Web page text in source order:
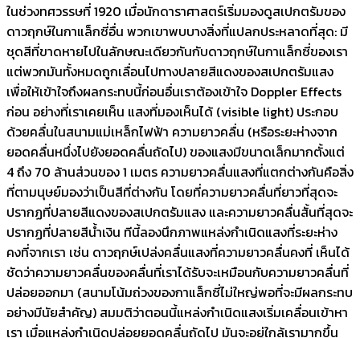
ในช่วงทศวรรษที่ 1920 เมื่อนักดาราศาสตร์เริ่มมองดูสเปกตรัมของ
ดาวฤกษ์ในกาแล็กซี่อื่น พวกเขาพบบางสิ่งที่แปลกประหลาดที่สุด: มี
ชุดสีที่ขาดหายไปในลักษณะเดียวกันกับดาวฤกษ์ในกาแล็กซี่ของเรา
แต่พวกมันทั้งหมดถูกเลื่อนไปทางปลายสีแดงของสเปกตรัมแสง
เพื่อให้เข้าใจถึงผลกระทบนี้ก่อนอื่นเราต้องเข้าใจ Doppler Effects
ก่อน อย่างที่เราเคยเห็น แสงที่มองเห็นได้ (visible light) ประกอบ
ด้วยคลื่นในสนามแม่เหล็กไฟฟ้า ความยาวคลื่น (หรือระยะห่างจาก
ยอดคลื่นหนึ่งไปยังยอดคลื่นถัดไป) ของแสงมีขนาดเล็กมากตั้งแต่
4 ถึง 70 ล้านส่วนของ 1 เมตร ความยาวคลื่นแสงที่แตกต่างกันคือสิ่ง
ที่ตามนุษย์มองว่าเป็นสีที่ต่างกัน โดยที่ความยาวคลื่นที่ยาวที่สุดจะ
ปรากฏที่ปลายสีแดงของสเปกตรัมแสง และความยาวคลื่นสั้นที่สุดจะ
ปรากฏที่ปลายสีน้ำเงิน ทีนี้ลองนึกภาพแหล่งกำเนิดแสงที่ระยะห่าง
คงที่จากเรา เช่น ดาวฤกษ์เปล่งคลื่นแสงที่ความยาวคลื่นคงที่ เห็นได้
ชัดว่าความยาวคลื่นของคลื่นที่เราได้รับจะเหมือนกับความยาวคลื่นที่
ปล่อยออกมา (สนามโน้มถ่วงของกาแล็กซี่ไม่ใหญ่พอที่จะมีผลกระทบ
อย่างมีนัยสำคัญ) สมมติว่าตอนนี้แหล่งกำเนิดแสงเริ่มเคลื่อนเข้าหา
เรา เมื่อแหล่งกำเนิดปล่อยยอดคลื่นถัดไป มันจะอยู่ใกล้เรามากขึ้น